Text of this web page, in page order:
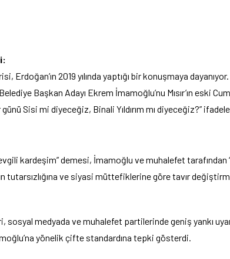
Erdoğan’ın 2019 yılında yaptığı bir konuşmaya
Başkan Adayı Ekrem İmamoğlu’nu Mısır’ın eski
Sisi mi diyeceğiz, Binali Yıldırım mı diyeceğiz?”
kardeşim” demesi, İmamoğlu ve muhalefet tarafından
tutarsızlığına ve siyasi müttefiklerine göre tavır
sosyal medyada ve muhalefet partilerinde geniş yankı
yönelik çifte standardına tepki gösterdi.